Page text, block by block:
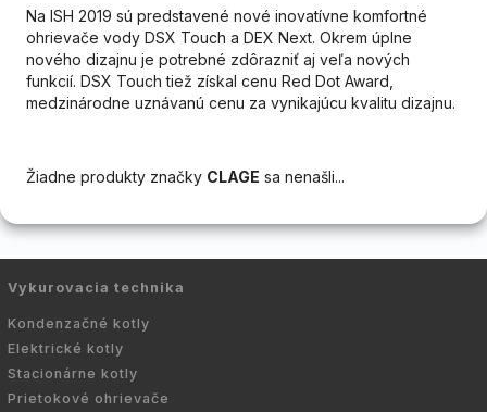
Na ISH 2019 sú predstavené nové inovatívne komfortné
ohrievače vody DSX Touch a DEX Next. Okrem úplne
nového dizajnu je potrebné zdôrazniť aj veľa nových
funkcií. DSX Touch tiež získal cenu Red Dot Award,
medzinárodne uznávanú cenu za vynikajúcu kvalitu dizajnu.
Žiadne produkty značky CLAGE sa nenašli...
Vykurovacia technika
Kondenzačné kotly
Elektrické kotly
Stacionárne kotly
Prietokové ohrievače